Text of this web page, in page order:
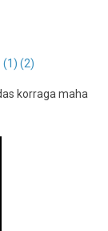
(1) (2)
korraga maha